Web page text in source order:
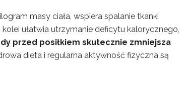
masy ciała, wspiera spalanie tkanki
ułatwia utrzymanie deficytu kalorycznego,
przed posiłkiem skutecznie zmniejsza
dieta i regularna aktywność fizyczna są